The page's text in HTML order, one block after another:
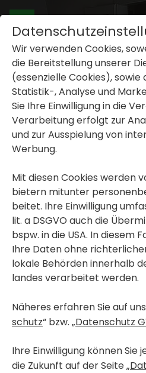
Wir verwenden Cookies,
die Bereit­stel­lung unserer
(essen­zi­elle Cookies), sowie
Statistik-, Analyse und
Sie Ihre Einwil­li­gung in die
Verar­bei­tung erfolgt zur
und zur Ausspie­lung von
Werbung.
Mit diesen Cookies werden
bie­tern mitunter
beitet. Ihre Einwil­li­gung
lit. a DSGVO auch die
bspw. in die USA. In diesem
Ihre Daten ohne
lokale Behörden inner­halb
landes verar­beitet werden.
Näheres erfahren Sie auf
schutz“ bzw. „Daten­schutz
Ihre Einwil­li­gung können Sie
die Zukunft auf der Seite „
oder
oder
oder